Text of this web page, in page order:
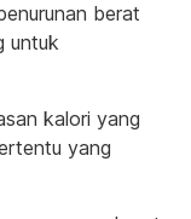
berat
untuk
kalori yang
yang